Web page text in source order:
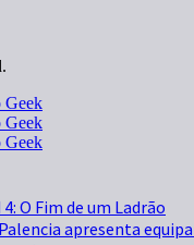
O Fim de um Ladrão
apresenta